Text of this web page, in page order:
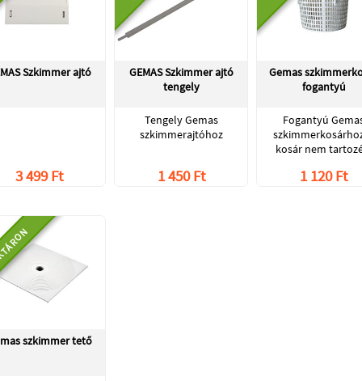
Szkimmer ajtó
3 499 Ft
GEMAS Szkimmer ajtó
tengely
Tengely Gemas
szkimmerajtóhoz
1 450 Ft
Gemas
fogantyú
Fogantyú
kosár nem
1 120 Ft
szkimmer tető